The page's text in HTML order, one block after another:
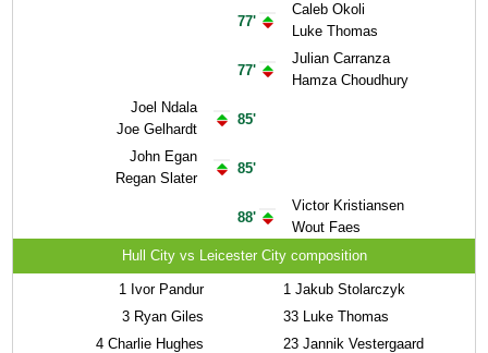
Joel Ndala
Joe Gelhardt
John Egan
Regan Slater
77'
77'
85'
85'
88'
Caleb Okoli
Luke Thomas
Julian Carranza
Hamza Choudhury
Victor Kristiansen
Wout Faes
Hull City vs Leicester City composition
1 Ivor Pandur
3 Ryan Giles
4 Charlie Hughes
1 Jakub Stolarczyk
33 Luke Thomas
23 Jannik Vestergaard